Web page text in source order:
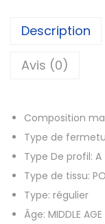
R
e
f
e
m
m
e
Description
Avis (0)
Composition
Type de
Type De profil: A
Type de tissu:
Type: régulier
Âge: MIDDLE AGE